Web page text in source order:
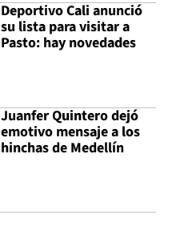
Deportivo Cali anunció
su lista para visitar a
Pasto: hay novedades
Juanfer Quintero dejó
emotivo mensaje a los
hinchas de Medellín